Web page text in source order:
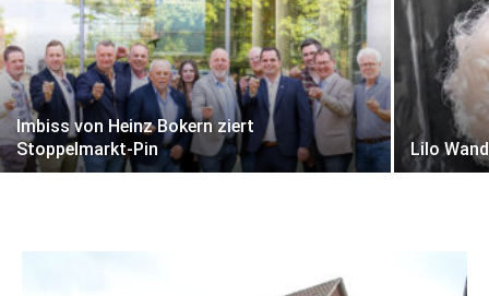
Imbiss von Heinz Bokern ziert
Stoppelmarkt-Pin
Lilo